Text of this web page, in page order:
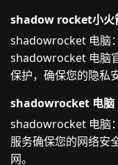
shadow rocket小火
shadowrocket 电脑
shadowrocket 电脑
保护，确保您的隐私
shadowrocket 电脑
shadowrocket 电脑
服务确保您的网络安
网。